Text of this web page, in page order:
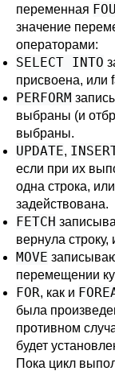
переменная
значение
операторами:
SELECT INTO
присвоена, или
PERFORM
выбраны (и
выбраны.
UPDATE,
если при их
одна строка,
задействована.
FETCH
вернула
MOVE
перемещении
FOR, как и
была
противном
будет
Пока цикл